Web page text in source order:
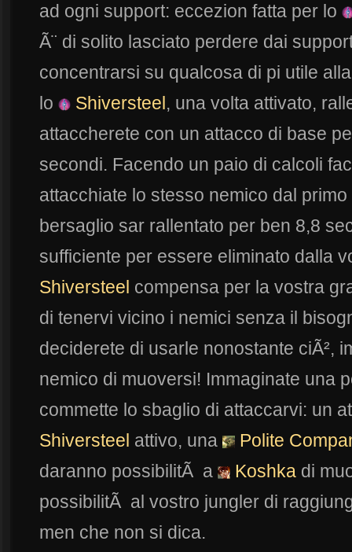
ad ogni support: eccezion fatta per lo
Ã¨ di solito lasciato perdere dai
concentrarsi su qualcosa di pi utile
lo
Shiversteel, una volta attivato,
attaccherete con un attacco di base
secondi. Facendo un paio di calcoli
attacchiate lo stesso nemico dal
bersaglio sar rallentato per ben 8,8
sufficiente per essere eliminato dalla
Shiversteel compensa per la vostra
di tenervi vicino i nemici senza il
deciderete di usarle nonostante ciÃ²,
nemico di muoversi! Immaginate una
commette lo sbaglio di attaccarvi: un
Shiversteel attivo, una
Polite
daranno possibilitÃ a
Koshka di
possibilitÃ al vostro jungler di
men che non si dica.